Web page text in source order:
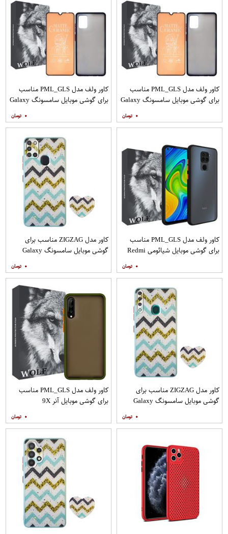
کاور ولف مدل PML_GLS مناسب
برای گوشی موبایل سامسونگ Galaxy
۰
کاور ولف مدل PML_GLS مناسب
برای گوشی موبایل سامسونگ Galaxy
مات
۰
کاور ولف مدل PML_GLS مناسب
برای گوشی موبایل شیائومی Redmi
۰
کاور مدل ZIGZAG مناسب برای
گوشی موبایل سامسونگ Galaxy
۰
کاور مدل ZIGZAG مناسب برای
گوشی موبایل سامسونگ Galaxy
۰
کاور ولف مدل PML_GLS مناسب
برای گوشی موبایل آنر 9X
۰